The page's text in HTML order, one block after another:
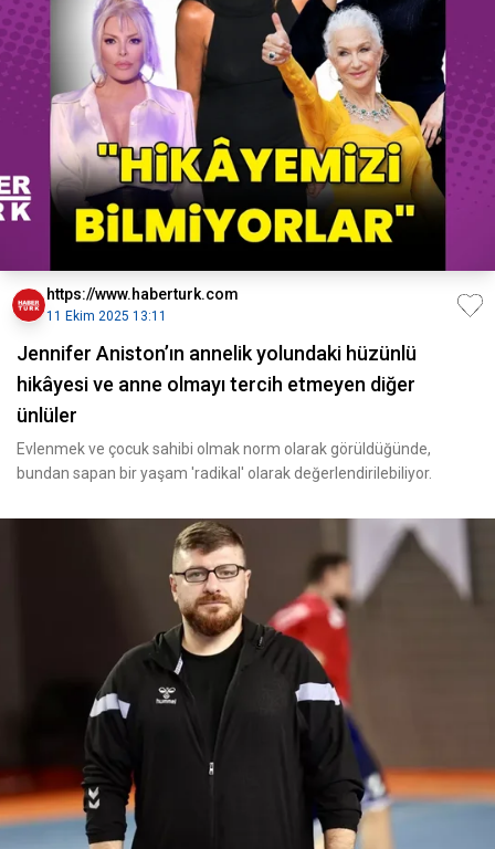
https://www.haberturk.com
11 Ekim 2025 13:11
Jennifer Aniston’ın annelik yolundaki hüzünlü
hikâyesi ve anne olmayı tercih etmeyen diğer
ünlüler
Evlenmek ve çocuk sahibi olmak norm olarak görüldüğünde,
bundan sapan bir yaşam 'radikal' olarak değerlendirilebiliyor.